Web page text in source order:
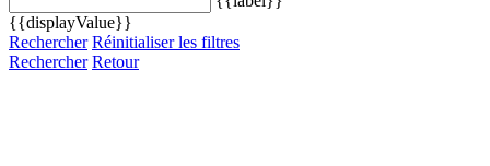
{{displayValue}}
Rechercher Réinitialiser les filtres
Rechercher Retour